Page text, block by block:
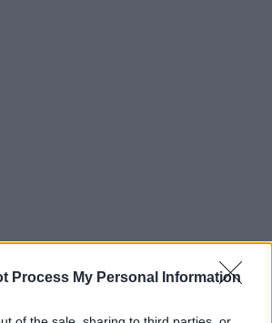
Process My Personal Information